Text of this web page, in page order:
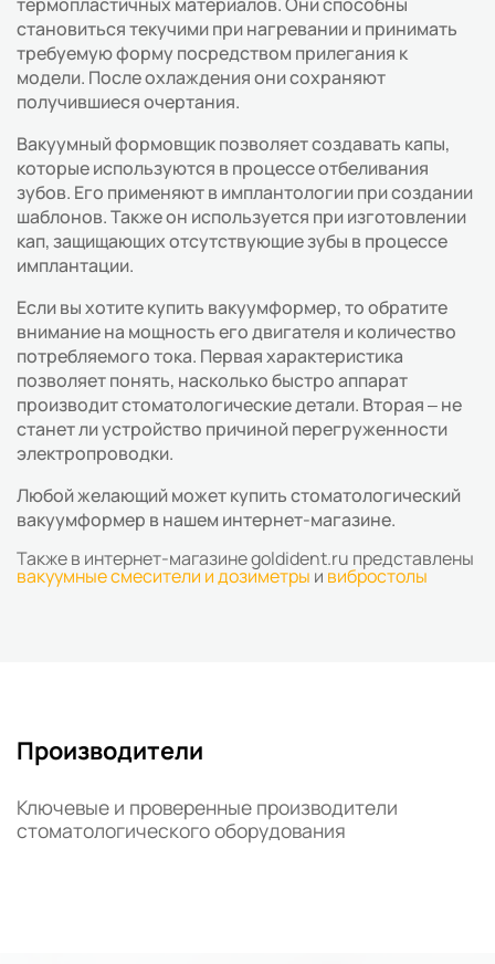
становиться текучими при нагревании и принимать
требуемую форму посредством прилегания к
модели. После охлаждения они сохраняют
получившиеся очертания.
Вакуумный формовщик позволяет создавать капы,
которые используются в процессе отбеливания
зубов. Его применяют в имплантологии при создании
шаблонов. Также он используется при изготовлении
кап, защищающих отсутствующие зубы в процессе
имплантации.
Если вы хотите купить вакуумформер, то обратите
внимание на мощность его двигателя и количество
потребляемого тока. Первая характеристика
позволяет понять, насколько быстро аппарат
производит стоматологические детали. Вторая – не
станет ли устройство причиной перегруженности
электропроводки.
Любой желающий может купить стоматологический
вакуумформер в нашем интернет-магазине.
Также в интернет-магазине goldident.ru представлены
вакуумные смесители и дозиметры и вибростолы
Производители
Ключевые и проверенные производители
стоматологического оборудования